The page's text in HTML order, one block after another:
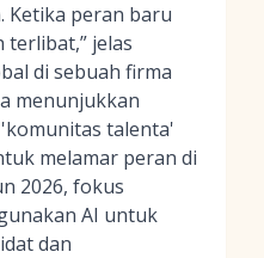
Ketika peran baru
terlibat,” jelas
di sebuah firma
menunjukkan
talenta'
melamar peran di
2026, fokus
AI untuk
dan